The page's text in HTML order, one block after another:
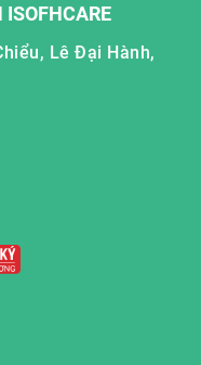
Lê Đại Hành,